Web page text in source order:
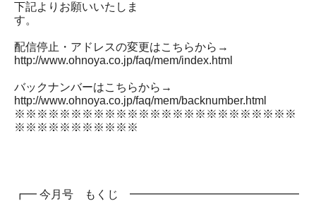
下記よりお願いいたしま
す。
配信停止・アドレスの変更はこちらから→
http://www.ohnoya.co.jp/faq/mem/index.html
バックナンバーはこちらから→
http://www.ohnoya.co.jp/faq/mem/backnumber.html
※※※※※※※※※※※※※※※※※※※※※※※※※
※※※※※※※※※※※
┏━ 今月号 もくじ ━━━━━━━━━━━━━━━